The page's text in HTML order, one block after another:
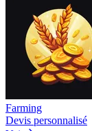
Farming
Devis personnalisé